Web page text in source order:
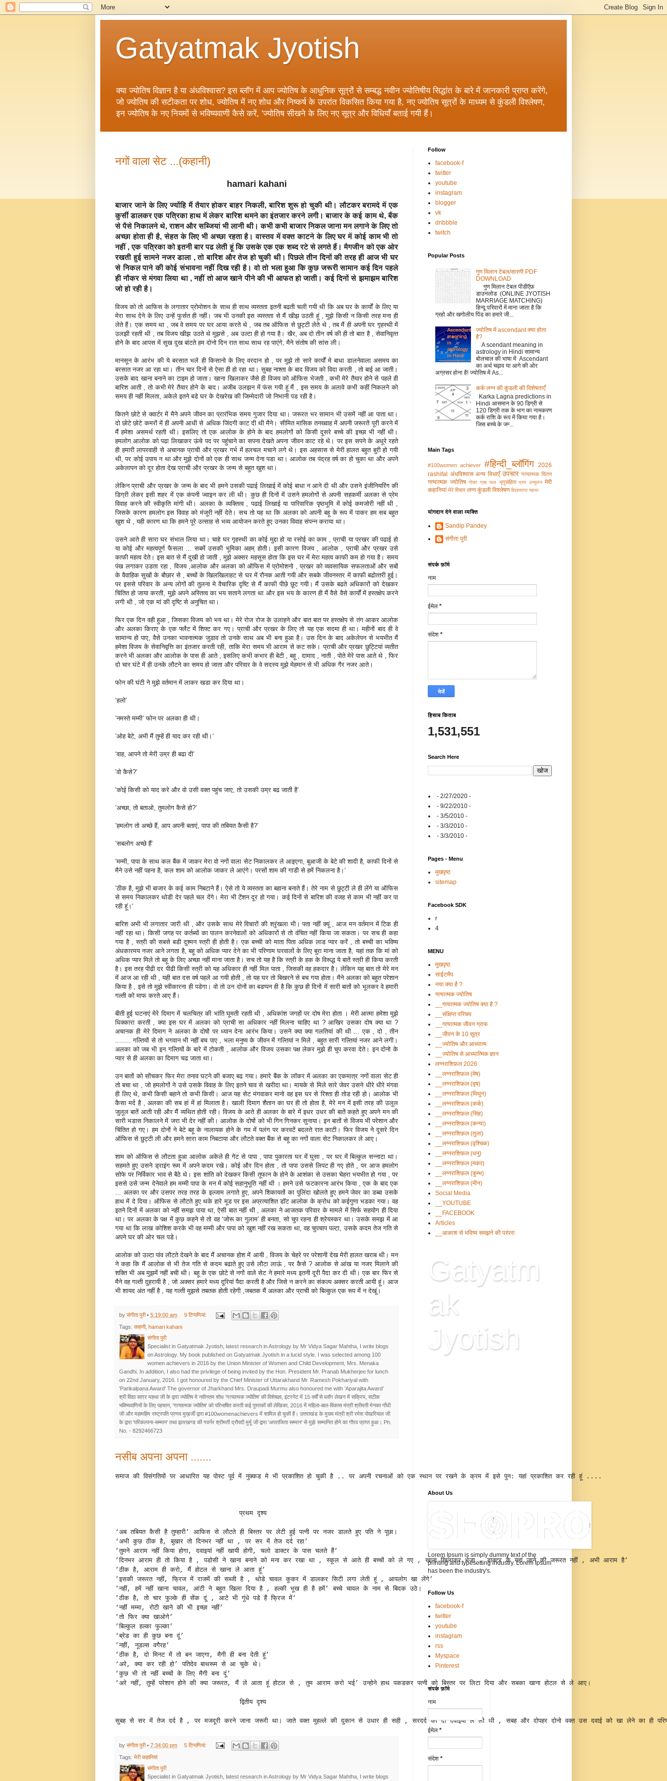
Gatyatmak Jyotish
क्या ज्योतिष विज्ञान है या अंधविश्वास? इस ब्लॉग में आप ज्योतिष के आधुनिक सूत्रों से सम्बद्ध नवीन ज्योतिषीय सिद्धांत के बारे में जानकारी प्राप्त करेंगे,
जो ज्योतिष की सटीकता पर शोध, ज्योतिष में नए शोध और निष्कर्ष के उपरांत विकसित किया गया है, नए ज्योतिष सूत्रों के माध्यम से कुंडली विश्लेषण,
इन ज्योतिष के नए नियमों से भविष्यवाणी कैसे करें, 'ज्योतिष सीखने के लिए नए सूत्र और विधियाँ बताई गयी हैं।
नगों वाला सेट ...(कहानी)
hamari kahani
बाजार जाने के लिए ज्‍योंहि मैं तैयार होकर बाहर निकली, बारिश शुरू हो चुकी थी। लौटकर बरामदे में एक
कुर्सी डालकर एक पत्रिका हाथ में लेकर बारिश थमने का इंतजार करने लगी। बाजार के कई काम थे, बैंक
से पैसे निकालने थे, राशन और सब्जियां भी लानी थी। कभी कभी बाजार निकल जाना मन लगाने के लिए तो
अच्‍छा होता ही है, सेहत के लिए भी अच्‍छा रहता है। वास्‍तव में वक्‍त काटने के लिए घर में कोई काम भी तो
नहीं , एक पत्रिका को इतनी बार पढ लेती हूं कि उसके एक एक शब्‍द रटे से लगते हैं। मैगजीन को एक ओर
रखती हुई सामने नजर डाला , तो बारिश और तेज हो चुकी थी। पिछले तीन दिनों की तरह ही आज भी घर
से निकल पाने की कोई संभावना नहीं दिख रही है। वो तो भला हुआ कि कुछ जरूरी सामान कई दिन पहले
ही नौकर से मंगवा लिया था , नहीं तो आज खाने पीने की भी आफत हो जाती। कई दिनों से झमाझम बारिश
जो हो रही है।
विजय को तो आफिस के लगातार प्रोमोशन के साथ ही साथ व्‍यस्‍तता इतनी बढती चली गयी थी कि अब घर के कार्यों के लिए या
मेरा साथ देने के लिए उन्‍हें फुर्सत ही नहीं। जब भी उनकी इस व्‍यस्‍तता से मैं खीझ उठती हूं , मुझे किसी न किसी तरह मना ही
लेते हैं। एक समय था , जब वे समय पर घर आया करते थे , जब तब ऑफिस से छुट्टी लेते थे , तब मैं ही अपनी घर गृहस्‍थी में
उलझी रहती थी , तब विजय खीझ उठते थे मुझसे , अब उल्‍टा ही हो गया है। खैर, अब दो तीन वर्ष की ही तो बात है , सेवानिवृत्‍त
होने के बाद आपस में सुख दुख बांटते हम दोनो दिन रात साथ साथ रह पाएंगे, मैने संतोष की सांस ली।
मानसून के आरंभ की ये बरसात भले ही किसानो के लिए वरदान हो , पर मुझे तो सारे कार्यों मे बाधा डालनेवाला असमय का
बरसात नजर आ रहा था। तीन चार दिनों से ऐसा ही हो रहा था। सुबह नाश्‍ता के बाद विजय को विदा करती , तो बाई आ जाती।
उसके बाद खाना बनाने का टाइम हो जाता। खाना खिलाकर जैसे ही विजय को ऑफिस भेजती , कभी मेरे तैयार होने से पहले ही
बारिश आती , तो कभी मेरे तैयार होने के बाद। अजीब उलझन में फंस गयी हूं मैं , इस समय के अलावे कभी कहीं निकलने को
समय ही नहीं मिलता, अकेले इतने बडे घर के देखरेख की जिम्‍मेदारी जो निभानी पड रही है।
कितने छोटे से क्‍वार्टर में मैने अपने जीवन का प्रारंभिक समय गुजार दिया था। जरूरत भर सामान भी उसमें नहीं आ पाता था।
दो छोटे छोटे कमरों में ही अपनी आधी से अधिक जिंदगी काट दी थी मैने। सीमित मासिक तनख्‍वाह में अपनी जरूरतें पूरी करने में
मैं हमेशा असमर्थ रहती थी। इसलिए तो एक आलोक के होने के बाद हमलोगों को किसी दूसरे बच्‍चे की इच्‍छा भी नहीं थी।
हमलोग आलोक को पढा लिखाकर ऊंचे पद पर पहुंचाने का सपना देखते अपना जीवन काट रहे थे। पर इस सपने के अधूरे रहते
ही हमारी लापरवाही से अचानक प्राची और प्रखर गर्भ में हलचल मचाने लगे थे। इस अहसास से मेरी हालत बहुत बुरी हो गयी
थी, पर कोई उपाय न था और मुझे दोनों को एक ही साथ जन्‍म देना पडा था। आलोक तब पंद्रह वर्ष का हो चुका था और अपने
अकेलापन को दूर होता देख प्राची और प्रखर के जन्‍म से बहुत खुश था।
लेकिन प्राची और प्रखर के जन्‍म के बाद भी हमने उसकी पढाई लिखाई में कोई बाधा न आने दी थी और उसने इंजीनियरिंग की
डिग्री लेकर इसी शहर में एक कंपनी ज्‍वाइन कर ली थी। कुछ ही दिनों में उसने हमलोगों से अपनी सहकर्मी अलका से प्रेम
विवाह करने की स्‍वीकृति मांगी थी। अलका के व्‍यक्तित्‍व , पढाई लिखाई या पारिवारिक पृष्‍ठभूमि में कोई कमजोरी नहीं थी ,
जिसके कारण हमलोग इस विवाह को मंजूरी नहीं देते। सच तो यह था कि अलका को अपनी बहू के रूप में पाकर हम सब बहुत
खुश थे , यही कारण था कि हमने पूरे उत्‍साह से भव्‍य आयोजन करते हुए उनका विवाह संपन्‍न कराया था।
उसने आते ही सारा घर संभाल लिया था। चाहे घर गृहस्‍थी का कोई मुद्दा हो या रसोई का काम , प्राची या प्रखर की पढाई हो
या कोई और महत्‍वपूर्ण फैसला ... सबमें उसकी भूमिका अहम् होती। इसी कारण विजय , आलोक , प्राची और प्रखर उसे
काफी महत्‍व देते। इस बात से मैं दुखी हो जाती , मुझे अक्‍सर महसूस होता कि इस घर में मेरा महत्‍व काफी कम हो गया है। समय
पंख लगाकर उडता रहा , विजय ,आलोक और अलका को ऑफिस में प्रोमोशनो , प्रखर को व्‍यवसायिक सफलताओं और सबों
के वैवाहिक सुखों के बौछार से , बच्‍चों के खिलखिलाहट से घर में रौनक आती गयी और सबके जीवनस्‍तर में काफी बढोत्‍तरी हुई।
पर इससे परिवार के अन्‍य लोगों की तुलना मे वैचारिक दृष्टि से मैं काफी पीछे छूट गयी। मैं उसके बढते अधिकारों को देखकर
चिंतित हो जाया करती, मुझे अपने अस्तित्‍व का भय सताने लगता था और इस भय के कारण ही मैं वैसे वैसे कार्यों में हस्‍तक्षेप करने
लगी थी , जो एक मां की दृष्टि से अनुचित था।
फिर एक दिन वही हुआ , जिसका विजय को भय था। मेरे रोज रोज के उलाहने और बात बात पर हस्‍तक्षेप से तंग आकर आलोक
और अलका किराए के एक फ्लैट में शिफ्ट कर गए। प्राची और प्रखर के लिए तो यह एक सदमा ही था। महीनों बाद ही वे
सामान्‍य हो पाए, वैसे उनका भावनात्‍मक जुडाव तो उनके साथ अब भी बना हुआ है। उस दिन के बाद अकेलेपन से भयभीत मैं
हमेशा विजय के सेवानिवृत्ति का इंतजार करती रही, ताकि मेरा समय भी आराम से कट सके। प्राची और प्रखर छुट्टियां व्‍यतीत
करने भी अलका और आलोक के पास ही आते , इसलिए कभी कभार ही बेटी , बहू , दामाद , नाती , पोते मेरे पास आते थे , फिर
दो चार घंटे में ही उनके लौटने का समय हो जाता और परिवार के वे सदस्‍य मुझे मेहमान से भी अधिक गैर नजर आते।
फोन की घंटी ने मुझे वर्तमान में लाकर खडा कर दिया था।
‘हलो’
’नमस्‍ते मम्‍मी’ फोन पर अलका ही थी।
’ओह बेटे, अभी मैं तुम्‍हें ही याद कर रही थी।‘
‘वाह, आपने तो मेरी उम्र ही बढा दी’
’वो कैसे?’
’कोई किसी को याद करे और वो उसी वक्‍त पहुंच जाए, तो उसकी उम्र बढ जाती है’
’अच्‍छा, तो बताओ, तुमलोग कैसे हो?’
’हमलोग तो अच्‍छे हैं, आप अपनी बताएं, पापा की तबियत कैसी है?’
’सबलोग अच्‍छे हैं’
’मम्‍मी, पापा के साथ कल बैंक में जाकर मेरा वो नगों वाला सेट निकालकर ले आइएगा, बुआजी के बेटे की शादी है, काफी दिनों से
मैने उसे नहीं पहना है, कल शाम को आलोक जाकर ले आएंगे। परसों शाम की गाडी से हमें निकलना है।‘
’ठीक है, मुझे भी बाजार के कई काम निबटाने हैं। ऐसे तो ये व्‍यस्‍तता का बहाना बनाते हैं। तेरे नाम से छुट्टी ले ही लेंगे या ऑफिस
से समय निकालकर थोडी देर पहले चल देंगे। मेरा भी टेंशन दूर हो गया। कई दिनों से बारिश की वजह से काम भी नहीं कर पा
रही हूं।‘
बारिश अभी भी लगातार जारी थी , और उसके साथ मेरे विचारों की श्रृंखला भी। पता नहीं क्‍यूं , आज मन वर्तमान में टिक ही
नहीं रहा था। किसी जगह पर कर्तब्‍यों का पालन करनेवालों को अधिकारों से तो वंचित नहीं किया जा सकता। पर सच ही कहा
गया है , स्‍त्री की सबसे बडी दुश्‍मन स्‍त्री ही होती है। एक बच्‍ची को माता पिता अधिक लाड प्‍यार करें , तो बच्‍ची का भविष्‍य
अंधकारमय नजर आने लगता है, बहू को अधिक प्‍यार देने का भी परिणाम घरवालों के लिए बुरा माना जाता है, यहां तक कि मां को
अधिक प्‍यार मिले तो बहू के लिए अच्‍छा नहीं माना जाता है। सच तो यह है कि स्‍त्री के हक के विरूद्ध ये बातें स्‍त्री ही किया करती
है। इस तरह पीढी दर पीढी किसी स्‍त्री को यह अधिकार ही नहीं मिल पाता , जिसकी वह हकदार है। लेकिन यह बात तो मेरे मन
में आज आ रही थी , यही बात दस वर्ष पहले आ गयी होती , तो यह घर तो बिखरने से बच गया होता। मैने अलका को बहुत परेशान
किया है , इसे तो मुझे स्‍वीकारना ही पडेगा। वो तो उन दोनों का बडप्‍पन ही है कि कुछ ही दिनों में सारी बातों को भूलकर वे हमारी
गल्‍ती को माफ करते आए हैं।
बीती हुई घटनाएं मेरे दिमाग में चलचित्र की भांति घूमती रहती थी , अधिकांश जगहों पर दोष मेरा होता । मेरी आत्‍मा हमेशा मुझे
धिक्‍कारा करती , क्‍या इस घर में अलका को प्राची सा अधिकार नहीं मिलना चाहिए था ? आखिर उसका दोष क्‍या था ?
अचानक ही मेरे दिमाग ने अलका के दोषों पर ध्‍यान देना आरंभ किया। उसने क्‍या क्‍या गलतियां की थी ... एक , दो , तीन
........ गल्तियों से तो भगवान भी नहीं बच पाए , भला मनुष्‍य के जीवन में गल्तियां न मिले , बहुत सारी गल्तियां नजर आने लगी।
अलका को जब भी इन गल्तियों के बारे में टोकती , आलोक और विजय उसका पक्ष लेकर मुझे ही चुप करवा देते। इन दोनो के
प्‍यार से ही अलका का दिमाग चढ जाता था।
उन बातों को सोंचकर फिर मेरा तनाव घटने की बजाए बढ गया। हमारे बैंक के लॉकर में अलका का एकमात्र नगों वाला सेट ही
तो बचा था , जो हमलोगों ने उसे उसके विवाह के लिए इतने चाव से खरीदा था। मायके से मिले सारे जेवर उसने धीरे धीरे मंगवा
ही लिए थे, कभी किसी बहाने तो कभी किसी। आज यह सेट मंगवाकर मानो वह इस घर से रिश्‍ता ही तोड रही हो। आलोक भी
कैसा मर्द है , अलका की सब हां में हां मिलाता है। खाली दिमाग शैतान का घर ही तो होता है, मेरे मन में इसी तरह की उलूल
जुलूल बातें आती रही और मैं व्‍यथित होती रही। विजय के आते ही अलका के बारे में इधर उधर की बातें कहते हुए अपने मन की
सारी भडास निकालने में जरा भी देर नहीं की। आलोक के दोषों को भी गिन गिनकर सुनाया। इन बातों से विजय भी परेशान और
चिंतित हो गए। हम दोनों ने बेटे बहू के नालायक होने के गम में पलंग पर करवटें बदलते रात काटी। फिर विजय ने दूसरे दिन
ऑफिस से छुट्टी ली और हमने सारा काम निबटाया और लौटते वक्‍त बैंक से बहू का नगों वाला सेट निकालकर ले आए।
शाम को ऑफिस से लौटता हुआ आलोक अकेले ही गेट से पापा , पापा पुकारता घर में घुसा , पर घर में बिल्‍कुल सन्‍नाटा था।
सहमते हुए उसने ड्राइंग रूम में अपने कदम रखे। कोई और दिन होता , तो पापा उससे लिपट ही गए होते , पर आज हमलोग
सोफे पर निर्विकार भाव से बैठे थे। इस शांति को देखकर किसी तूफान के होने के आशंका से उसका चेहरा भयभीत हो गया , पर
इससे उसे जन्‍म देनेवाले हम मम्‍मी पापा के मन में कोई सहानुभूति नहीं थी । हमने उसे फटकारना आरंभ किया , एक के बाद एक
... अलका पर और उसपर तरह तरह के इल्‍जाम लगाते हुए, अपने शिकायतों का पुलिंदा खोलते हुए हमने जेवर का डब्‍बा उसके
हाथ में दे दिया। ऑफिस से लौटते हुए थके हारे मूड पर इस अप्रत्‍याशित डॉट आलोक के क्रोध को कईगुणा भडका गया। वह
इतने दिनों में अलका को नहीं समझ पाया था, ऐसी बात नहीं थी , अलका ने आजतक परिवार के मामले में सिर्फ सहयोग ही दिया
था। पर अलका के पक्ष में कुछ कहने से तो वह ‘जोरू का गुलाम’ ही बनता, सो चुप रहना ही श्रेयस्‍कर था। उसके समझ में आ
गया था कि लाख कोशिश कर‍के भी वह मम्‍मी और पापा को खुश नहीं रख सकता था, वह चुपचाप पल्‍टा, उसके कदम तेज गति से
अपने घर की ओर चल पडे।
आलोक को उल्‍टा पांव लौटते देखने के बाद मैं अचानक होश में आयी , विजय के चेहरे पर परेशानी देख मेरी हालत खराब थी। मन
ने कहा कि मैं आलोक से भी तेज गति से कदम बढाते हुए उसे लौटा लाऊं , पर कैसे ? आलोक से आंख या नजर मिलाने की
शक्ति भी अब मुझमें नहीं बची थी। बहू के एक छोटे से नगों वाले सेट ने हमारे मध्‍य इतनी दूरी पैदा कर दी थी। एक बार फिर से
मैने वह गल्‍ती दुहरायी है , जो अक्‍सर हमारे मध्‍य दूरियां पैदा करती है और जिसे न करने का संकल्‍प अक्‍सर करती आयी हूं। आज
भी शायद अंत नहीं है , यह गल्‍ती मुझसे तबतक होती रहेगी ,जबतक मैं अलका और प्राची को बिल्‍कुल एक रूप में न देखूं।
by संगीता पुरी• 5:19:00 am 9 टिप्‍पणियां:
Tags: कहानी, hamari kahani
संगीता पुरी
Specialist in Gatyatmak Jyotish, latest research in Astrology by Mr Vidya Sagar Mahtha, I write blogs
on Astrology. My book published on Gatyatmak Jyotish in a lucid style. I was selected among 100
women achievers in 2016 by the Union Minister of Women and Child Development, Mrs. Menaka
Gandhi. In addition, I also had the privilege of being invited by the Hon. President Mr. Pranab Mukherjee for lunch
on 22nd January, 2016. I got honoured by the Chief Minister of Uttarakhand Mr. Ramesh Pokhariyal with
'Parikalpana Award' The governor of Jharkhand Mrs. Draupadi Murmu also honoured me with ‘Aparajita Award’
श्री विद्या सागर महथा जी के द्वारा ज्योतिष मे नवीनतम शोध 'गत्यात्मक ज्योतिष' की विशेषज्ञा, इंटरनेट में 15 वर्षों से ब्लॉग लेखन में सक्रिय, सटीक
भविष्यवाणियों के लिए पहचान, 'गत्यात्मक ज्योतिष' को परिभाषित करती कई पुस्तकों की लेखिका, 2016 में महिला-बाल-विकास मंत्री श्रीमती मेनका गाँधी
जी और महामहिम राष्ट्रपति प्रणव मुख़र्जी द्वारा #100womenachievers में शामिल हो चुकी हैं। उत्तराखंड के मुख्य मंत्री श्री रमेश पोखरियाल जी
के द्वारा 'परिकल्पना-सम्मान' तथा झारखण्ड की गवर्नर श्रीमती द्रौपदी मुर्मू जी द्वारा 'अपराजिता सम्मान' से मुझे सम्मानित होने का गौरव प्राप्त हुआ। Ph.
No. - 8292466723
नसीब अपना अपना .......
समाज की विसंगतियों पर आधारित यह पोस्‍ट पूर्व में नुक्‍कड मे भी प्रकाशित हो चुकी है .. पर अपनी रचनाओं को एक स्‍थान पर रखने के क्रम में इसे पुन: यहां प्रकाशित कर रही हूं ....
प्रथम दृश्‍य
‘अब तबियत कैसी है तुम्‍हारी’ आफिस से लौटते ही बिस्‍तर पर लेटी हुई पत्‍नी पर नजर डालते हुए पति ने पूछा।
‘अभी कुछ ठीक है, बुखार तो दिनभर नहीं था , पर सर में तेज दर्द रहा’
’तुमने आराम नहीं किया होगा, दवाइयां नहीं खायी होगी, चलो डाक्‍टर के पास चलते हैं’
’दिनभर आराम ही तो किया है , पडोसी ने खाना बनाने को मना कर रखा था , स्‍कूल से आते ही बच्‍चों को ले गए , खाना खिलाकर भेजा , डाक्‍टर के यहां जाने की जरूरत नहीं , अभी आराम है’
’ठीक है, आराम ही करो, मैं होटल से खाना ले आता हूं’
’इसकी जरूरत नहीं, फ्रिज में राजमें की सब्‍जी है , थोडे चावल कूकर में डालकर सिटी लगा लेती हूं , आपलोग खा लेंगे’
’नहीं, हमें नहीं खाना चावल, आंटी ने बहुत खिला दिया है , हल्‍की भूख ही है हमें’ बच्‍चे चावल के नाम से बिदक उठे।
’ठीक है, तो चार फुल्‍के ही सेंक दूं , आटे भी गूंधे पडे हैं फ्रिज में’
‘नहीं मम्‍मा, रोटी खाने की भी इच्‍छा नहीं’
’तो फिर क्‍या खाओगे’
’बिल्‍कुल हल्‍का फुल्‍का’
‘ब्रेड का ही कुछ बना दूं’
’नहीं, नूडल्‍स वगैरह’
’ठीक है, दो मिनट में तो बन जाएगा, मैगी ही बना देती हूं’
‘अरे, क्‍या कर रही हो’ पतिदेव बाथरूम से आ चुके थे।
’कुछ भी तो नहीं बच्‍चों के लिए मैगी बना दूं’
’अरे नहीं, तुम्‍हें परेशान होने की क्‍या जरूरत, मैं ले आता हूं होटल से , तुम आराम करो भई’ उन्‍होने हाथ पकडकर पत्‍नी को बिस्‍तर पर लिटा दिया और सबका खाना होटल से ले आए।
द्वितीय दृश्‍य
सुबह से सर में तेज दर्द है , पर मजदूरी करने जाना जरूरी था। जाते वक्‍त मुहल्‍ले की दुकान से उधार ही सही , सरदर्द की दो दवाइयां ले ली थी , सबह और दोपहर दोनो वक्‍त उस दवाई को खा लेने
by संगीता पुरी• 7:34:00 pm 5 टिप्‍पणियां:
Tags: मेरी कहानियां
संगीता पुरी
Specialist in Gatyatmak Jyotish, latest research in Astrology by Mr Vidya Sagar Mahtha, I write blogs
Follow
facebook-f
twitter
youtube
instagram
blogger
vk
dribbble
twitch
Popular Posts
गुण मिलान टेबल/सारणी PDF
DOWNLOAD
गुण मिलान टेबल पीडीऍफ़
डाउनलोड (ONLINE JYOTISH
MARRIAGE MATCHING)
हिन्दू परिवारों में माना जाता है कि
ग्रहो और खगोलीय पिंड का हमारे जी...
ज्योतिष में ascendant क्या होता
है?
A scendant meaning in
astrology in Hindi सामान्य
बोलचाल की भाषा में Ascendant
का अर्थ चढ़ाव या आगे की ओर
अग्रसर होना है! ज्योतिष में As...
कर्क लग्‍न की कुंडली की विशेषताएँ
Karka Lagna predictions in
Hindi आसमान के 90 डिग्री से
120 डिग्री तक के भाग का नामकरण
कर्क राशि के रूप में किया गया है।
जिस बच्‍चे के जन्‍...
Main Tags
#100women achiever #हिन्दी_ब्लॉगिंग 2026
rashifal अंधविश्वास अन्य विधाएँ उपचार गत्‍यात्‍मक चिंतन
गत्‍यात्‍मक ज्‍योतिष गोचर ग्रह फल भृगुसंहिता भ्रम उन्‍मूलन मेरी
कहानियां मेरे विचार लग्न कुंडली विश्लेषण विद्यासागर महथा
योगदान देने वाला व्यक्ति
Sandip Pandey
संगीता पुरी
संपर्क फ़ॉर्म
नाम
ईमेल *
संदेश *
हिसाब किताब
1,531,551
Search Here
- 2/27/2020 -
- 9/22/2010 -
- 3/5/2010 -
- 3/3/2010 -
- 3/3/2010 -
Pages - Menu
मुखपृष्ठ
sitemap
Facebook SDK
r
4
MENU
मुखपृष्ठ
साईटमैप
नया क्या है ?
गत्यात्मक ज्योतिष
__गत्यात्मक ज्योतिष क्या है ?
__संक्षिप्त परिचय
__गत्यात्मक जीवन ग्राफ
__जीवन के 10 सूत्र
__ज्योतिष और आध्यात्म
__ज्योतिष से आध्यात्मिक ज्ञान
लग्नराशिफ़ल 2026
__लग्नराशिफ़ल (मेष)
__लग्नराशिफ़ल (वृष)
__लग्नराशिफ़ल (मिथुन)
__लग्नराशिफ़ल (कर्क)
__लग्नराशिफ़ल (सिंह)
__लग्नराशिफ़ल (कन्या)
__लग्नराशिफ़ल (तुला)
__लग्नराशिफ़ल (वृश्चिक)
__लग्नराशिफ़ल (धनु)
__लग्नराशिफ़ल (मकर)
__लग्नराशिफ़ल (कुम्भ)
__लग्नराशिफ़ल (मीन)
Social Media
__YOUTUBE
__FACEBOOK
Articles
__आकाश से भविष्य समझने की परंपरा
Gatyatm
ak
Jyotish
About Us
Lorem Ipsum is simply dummy text of the
printing and typesetting industry. Lorem Ipsum
has been the industry's.
Follow Us
facebook-f
twitter
youtube
instagram
rss
Myspace
Pinterest
संपर्क फ़ॉर्म
नाम
ईमेल *
संदेश *